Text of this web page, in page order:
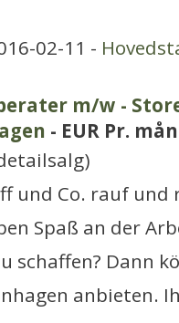
02-11 -
m/w -
- EUR Pr.
und Co. rauf
Spaß an der
schaffen? Dann
anbieten.